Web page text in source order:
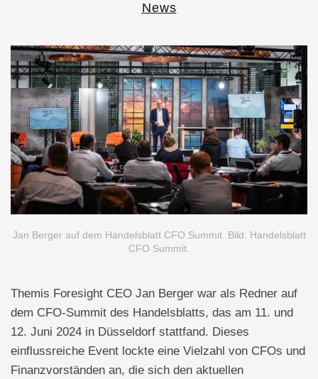
News
Jan Berger auf dem Handelsblatt CFO Summit. Bild: Handelsblatt
CFO Summit.
Themis Foresight CEO Jan Berger war als Redner auf
dem CFO-Summit des Handelsblatts, das am 11. und
12. Juni 2024 in Düsseldorf stattfand. Dieses
einflussreiche Event lockte eine Vielzahl von CFOs und
Finanzvorständen an, die sich den aktuellen